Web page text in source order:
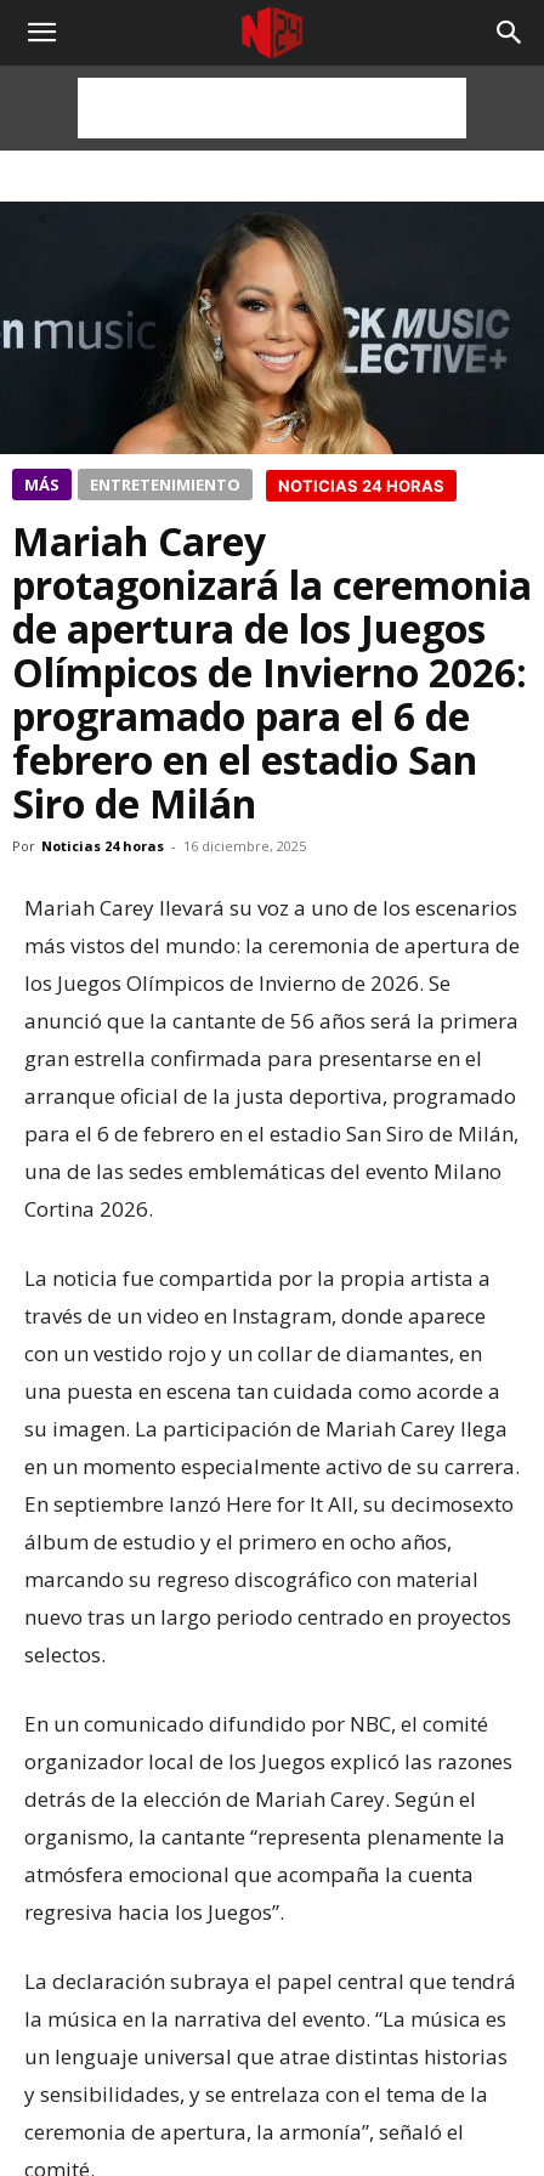
NOTICIAS
HORAS
MÁS ENTRETENIMIENTO NOTICIAS 24 HORAS
Mariah Carey
protagonizará la ceremonia
de apertura de los Juegos
Olímpicos de Invierno 2026:
programado para el 6 de
febrero en el estadio San
Siro de Milán
Por Noticias 24 horas - 16 diciembre, 2025
Mariah Carey llevará su voz a uno de los escenarios
más vistos del mundo: la ceremonia de apertura de
los Juegos Olímpicos de Invierno de 2026. Se
anunció que la cantante de 56 años será la primera
gran estrella confirmada para presentarse en el
arranque oficial de la justa deportiva, programado
para el 6 de febrero en el estadio San Siro de Milán,
una de las sedes emblemáticas del evento Milano
Cortina 2026.
La noticia fue compartida por la propia artista a
través de un video en Instagram, donde aparece
con un vestido rojo y un collar de diamantes, en
una puesta en escena tan cuidada como acorde a
su imagen. La participación de Mariah Carey llega
en un momento especialmente activo de su carrera.
En septiembre lanzó Here for It All, su decimosexto
álbum de estudio y el primero en ocho años,
marcando su regreso discográfico con material
nuevo tras un largo periodo centrado en proyectos
selectos.
En un comunicado difundido por NBC, el comité
organizador local de los Juegos explicó las razones
detrás de la elección de Mariah Carey. Según el
organismo, la cantante “representa plenamente la
atmósfera emocional que acompaña la cuenta
regresiva hacia los Juegos”.
La declaración subraya el papel central que tendrá
la música en la narrativa del evento. “La música es
un lenguaje universal que atrae distintas historias
y sensibilidades, y se entrelaza con el tema de la
ceremonia de apertura, la armonía”, señaló el
comité.